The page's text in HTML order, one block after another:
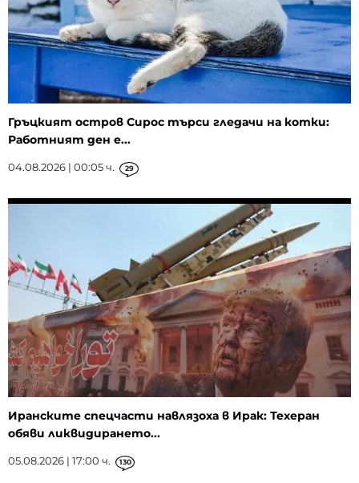
Гръцкият остров Сирос търси гледачи на котки:
Работният ден е...
04.08.2026 | 00:05 ч. 29
Иранските спецчасти навлязоха в Ирак: Техеран
обяви ликвидирането...
05.08.2026 | 17:00 ч. 130